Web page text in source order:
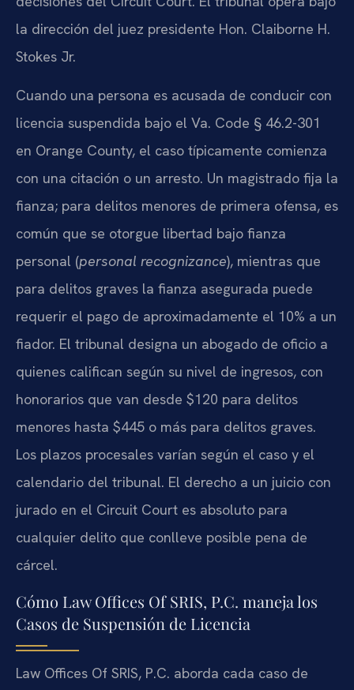
la dirección del juez presidente Hon. Claiborne H.
Stokes Jr.
Cuando una persona es acusada de conducir con
licencia suspendida bajo el Va. Code § 46.2-301
en Orange County, el caso típicamente comienza
con una citación o un arresto. Un magistrado fija la
fianza; para delitos menores de primera ofensa, es
común que se otorgue libertad bajo fianza
personal (personal recognizance), mientras que
para delitos graves la fianza asegurada puede
requerir el pago de aproximadamente el 10% a un
fiador. El tribunal designa un abogado de oficio a
quienes califican según su nivel de ingresos, con
honorarios que van desde $120 para delitos
menores hasta $445 o más para delitos graves.
Los plazos procesales varían según el caso y el
calendario del tribunal. El derecho a un juicio con
jurado en el Circuit Court es absoluto para
cualquier delito que conlleve posible pena de
cárcel.
Cómo Law Offices Of SRIS, P.C. maneja los
Casos de Suspensión de Licencia
Law Offices Of SRIS, P.C. aborda cada caso de